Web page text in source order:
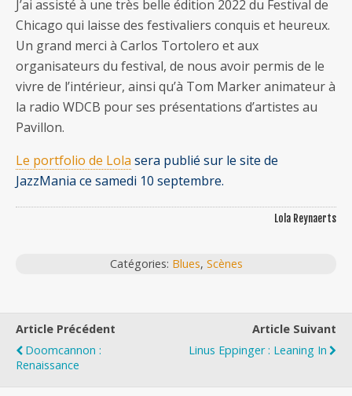
J’ai assisté à une très belle édition 2022 du Festival de
Chicago qui laisse des festivaliers conquis et heureux.
Un grand merci à Carlos Tortolero et aux
organisateurs du festival, de nous avoir permis de le
vivre de l’intérieur, ainsi qu’à Tom Marker animateur à
la radio WDCB pour ses présentations d’artistes au
Pavillon.
Le portfolio de Lola sera publié sur le site de
JazzMania ce samedi 10 septembre.
Lola Reynaerts
Catégories: Blues, Scènes
Article Précédent
Doomcannon :
Renaissance
Article Suivant
Linus Eppinger : Leaning In